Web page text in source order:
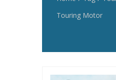
Touring Motor